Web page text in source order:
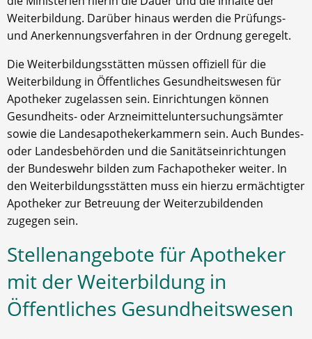
Weiterbildung. Darüber hinaus werden die Prüfungs-
und Anerkennungsverfahren in der Ordnung geregelt.
Die Weiterbildungsstätten müssen offiziell für die
Weiterbildung in Öffentliches Gesundheitswesen für
Apotheker zugelassen sein. Einrichtungen können
Gesundheits- oder Arzneimitteluntersuchungsämter
sowie die Landesapothekerkammern sein. Auch Bundes-
oder Landesbehörden und die Sanitätseinrichtungen
der Bundeswehr bilden zum Fachapotheker weiter. In
den Weiterbildungsstätten muss ein hierzu ermächtigter
Apotheker zur Betreuung der Weiterzubildenden
zugegen sein.
Stellenangebote für Apotheker
mit der Weiterbildung in
Öffentliches Gesundheitswesen